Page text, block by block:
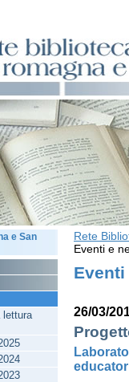
Rete
Eventi e
Eventi
26/03/
e San
lettura